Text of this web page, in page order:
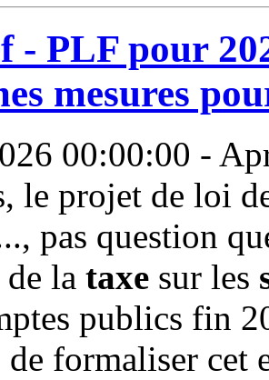
- PLF pour
mesures
00:00:00 -
le projet de loi
pas question
la taxe sur les
publics fin
de formaliser cet